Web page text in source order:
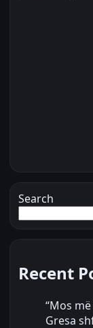
Search
Recent
“Mos
Gresa